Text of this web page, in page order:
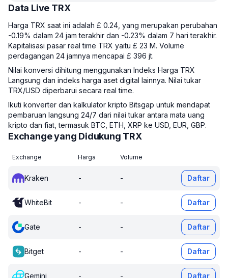
Data Live TRX
Harga TRX saat ini adalah £ 0.24, yang merupakan perubahan
-0.19% dalam 24 jam terakhir dan -0.23% dalam 7 hari terakhir.
Kapitalisasi pasar real time TRX yaitu £ 23 M. Volume
perdagangan 24 jamnya mencapai £ 396 jt.
Nilai konversi dihitung menggunakan Indeks Harga TRX
Langsung dan indeks harga aset digital lainnya. Nilai tukar
TRX/USD diperbarui secara real time.
Ikuti konverter dan kalkulator kripto Bitsgap untuk mendapat
pembaruan langsung 24/7 dari nilai tukar antara mata uang
kripto dan fiat, termasuk BTC, ETH, XRP ke USD, EUR, GBP.
Exchange yang Didukung TRX
Exchange Harga Volume
Kraken - - Daftar
WhiteBit - - Daftar
Gate - - Daftar
Bitget - - Daftar
Gemini - - Daftar